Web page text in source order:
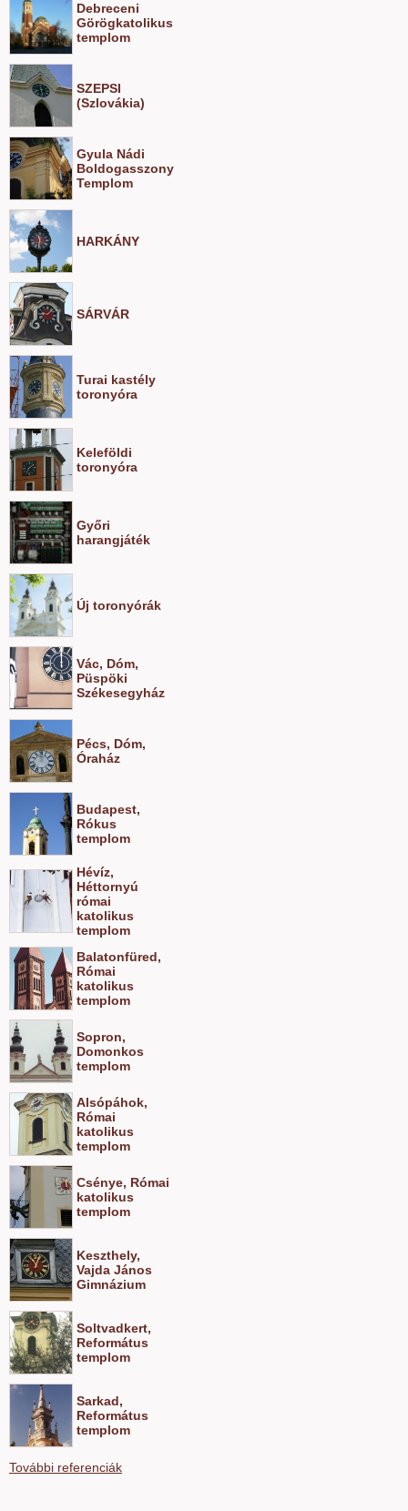
Debreceni
Görögkatolikus
templom
SZEPSI
(Szlovákia)
Gyula Nádi
Boldogasszony
Templom
HARKÁNY
SÁRVÁR
Turai kastély
toronyóra
Keleföldi
toronyóra
Győri
harangjáték
Új toronyórák
Vác, Dóm,
Püspöki
Székesegyház
Pécs, Dóm,
Óraház
Budapest,
Rókus
templom
Hévíz,
Héttornyú
római
katolikus
templom
Balatonfüred,
Római
katolikus
templom
Sopron,
Domonkos
templom
Alsópáhok,
Római
katolikus
templom
Csénye, Római
katolikus
templom
Keszthely,
Vajda János
Gimnázium
Soltvadkert,
Református
templom
Sarkad,
Református
templom
További referenciák